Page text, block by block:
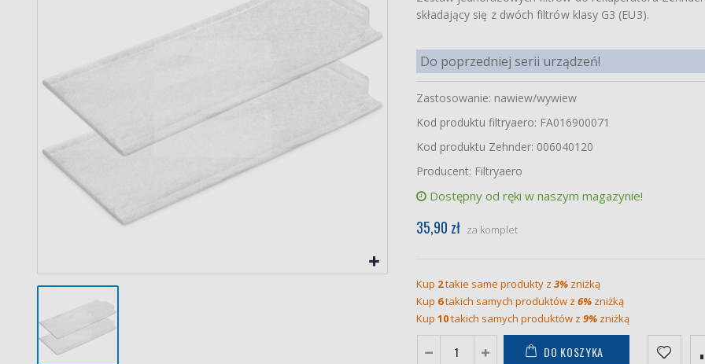
składający się z dwóch filtrów klasy G3 (EU3).
Do poprzedniej serii urządzeń!
Zastosowanie: nawiew/wywiew
Kod produktu filtryaero: FA016900071
Kod produktu Zehnder: 006040120
Producent: Filtryaero
Dostępny od ręki w naszym magazynie!
35,90 zł za komplet
Kup 2takie same produkty z 3%zniżką
Kup 6takich samych produktów z 6%zniżką
Kup 10takich samych produktów z 9%zniżką
DO KOSZYKA